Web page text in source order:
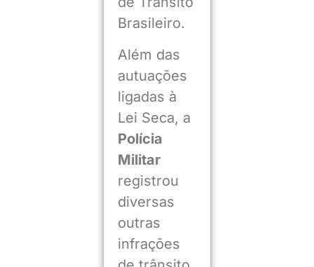
Brasileiro.
Além das
autuações
ligadas à
Lei Seca, a
Polícia
Militar
registrou
diversas
outras
infrações